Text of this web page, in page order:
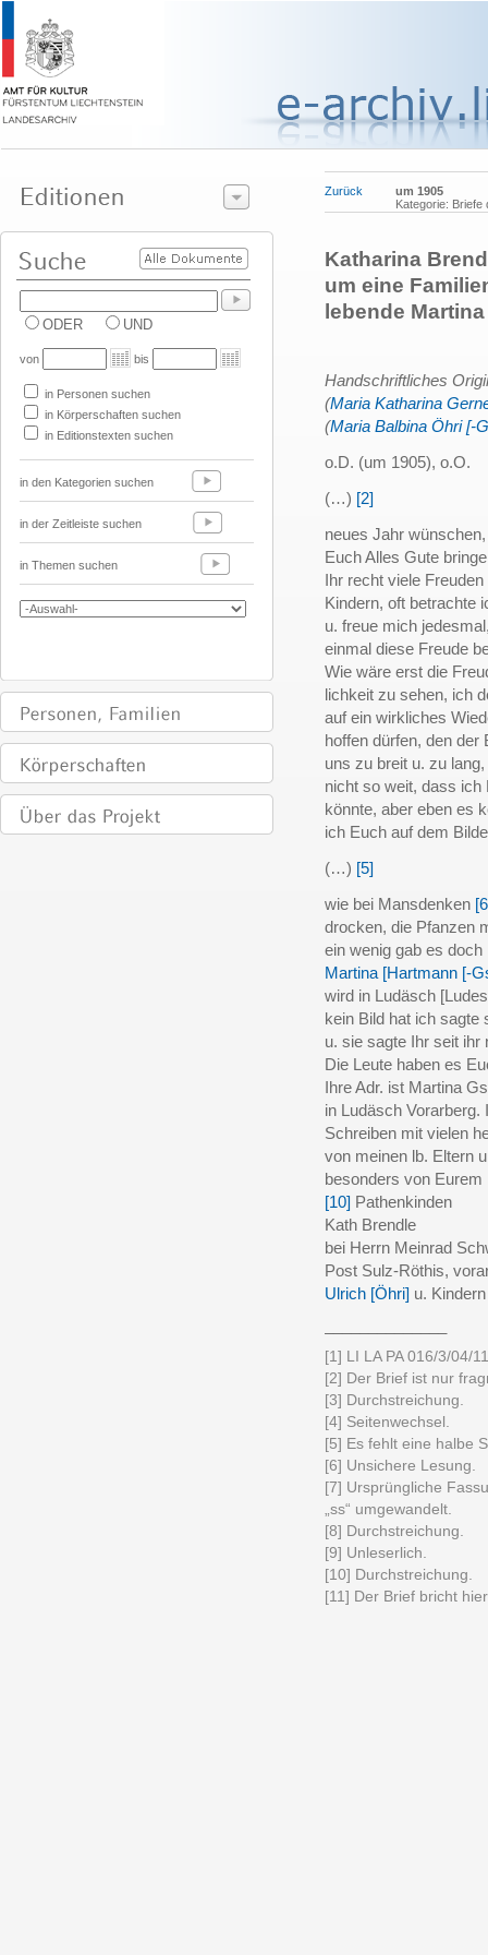
ODER UND
von bis
in Personen suchen
in Körperschaften suchen
in Editionstexten suchen
in den Kategorien suchen
in der Zeitleiste suchen
in Themen suchen
Zurück
um 1905
Kategorie: Briefe
Katharina
um eine
lebende
Handschriftliches
(Maria Katharina
(Maria Balbina Öhri [-
o.D. (um 1905), o.O.
(…) [2]
neues Jahr
Euch Alles Gute
Ihr recht viele
Kindern, oft betrachte
u. freue mich
einmal diese Freude
Wie wäre erst die
lichkeit zu sehen, ich
auf ein wirkliches
hoffen dürfen, den
uns zu breit u. zu
nicht so weit, dass
könnte, aber eben es
ich Euch auf dem
(…) [5]
wie bei Mansdenken
drocken, die Pfanzen
ein wenig gab es
Martina [Hartmann [-
wird in Ludäsch
kein Bild hat ich sagte
u. sie sagte Ihr seit ihr
Die Leute haben es
Ihre Adr. ist Martina
in Ludäsch
Schreiben mit vielen
von meinen lb. Eltern
besonders von
[10] Pathenkinden
Kath Brendle
bei Herrn Meinrad
Post Sulz-Röthis,
Ulrich [Öhri] u.
[1] LI LA PA 016/3/04/
[2] Der Brief ist nur
[3] Durchstreichung.
[4] Seitenwechsel.
[5] Es fehlt eine halbe
[6] Unsichere Lesung.
[7] Ursprüngliche
„ss“ umgewandelt.
[8] Durchstreichung.
[9] Unleserlich.
[10] Durchstreichung.
[11] Der Brief bricht